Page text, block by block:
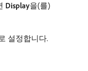
Display​을(를)
설정합니다.